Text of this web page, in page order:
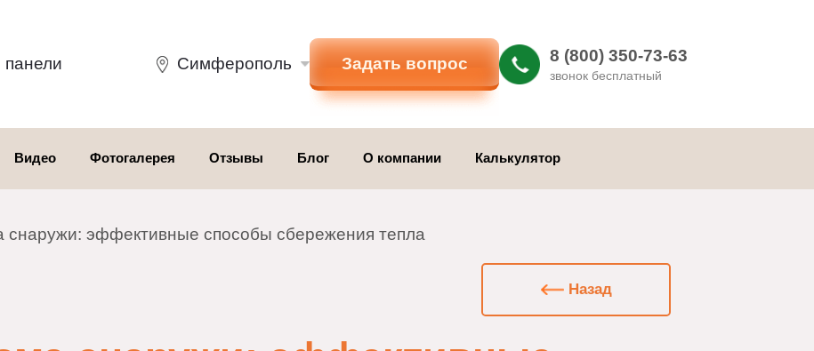
панели
Симферополь Задать вопрос 8 (800) 350-73-63
звонок бесплатный
Видео Фотогалерея Отзывы Блог О компании Калькулятор
снаружи: эффективные способы сбережения тепла